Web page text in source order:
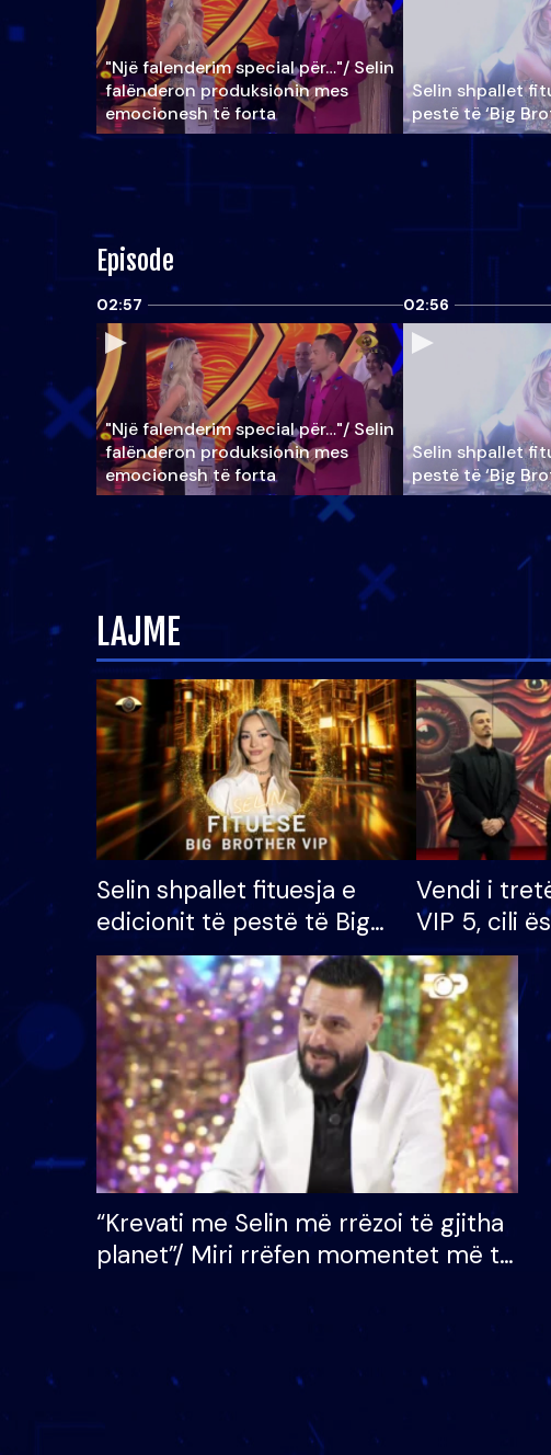
"Një falenderim special për…"/ Selin
falënderon produksionin mes
emocionesh të forta
Selin shpallet
pestë të ‘Big
Episode
02:57
"Një falenderim special për…"/ Selin
falënderon produksionin mes
emocionesh të forta
02:56
Selin shpallet
pestë të ‘Big
LAJME
Selin shpallet fituesja e
edicionit të pestë të Big
Brother VIP, rrëmben
çmimin e madh prej 100
mijë eurosh
Vendi i
VIP 5, cili
radhës që
“Krevati me Selin më rrëzoi të gjitha
planet”/ Miri rrëfen momentet më të
mungojë zilja e mëngjesit kur…